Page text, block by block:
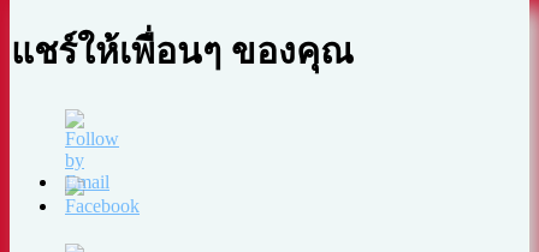
แชร์ให้เพื่อนๆ ของคุณ